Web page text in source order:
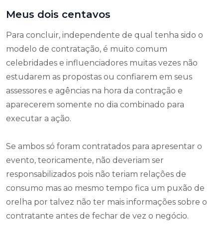
Meus dois centavos
Para concluir, independente de qual tenha sido o
modelo de contratação, é muito comum
celebridades e influenciadores muitas vezes não
estudarem as propostas ou confiarem em seus
assessores e agências na hora da contração e
aparecerem somente no dia combinado para
executar a ação.
Se ambos só foram contratados para apresentar o
evento, teoricamente, não deveriam ser
responsabilizados pois não teriam relações de
consumo mas ao mesmo tempo fica um puxão de
orelha por talvez não ter mais informações sobre o
contratante antes de fechar de vez o negócio.